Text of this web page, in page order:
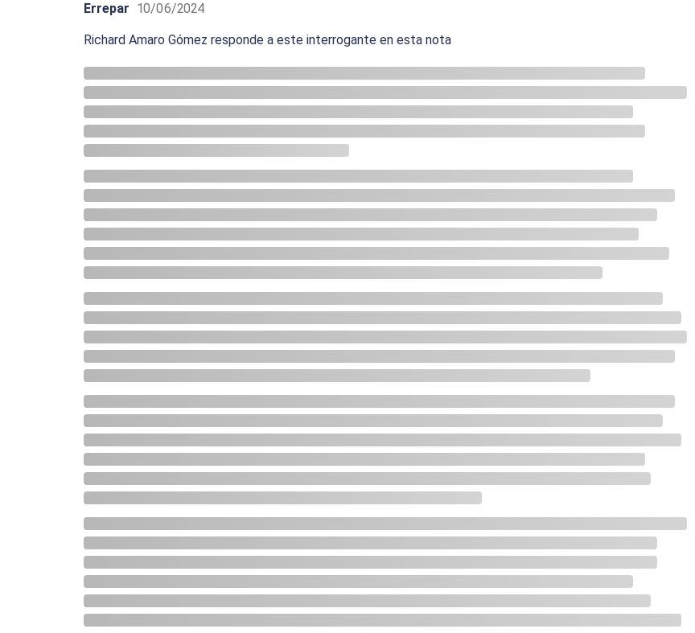
Errepar 10/06/2024
Richard Amaro Gómez responde a este interrogante en esta nota